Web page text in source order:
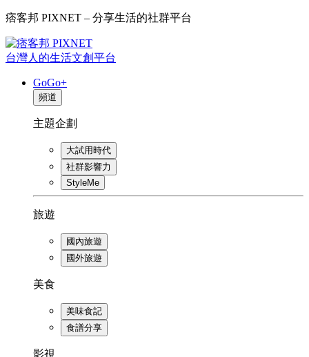
痞客邦 PIXNET – 分享生活的社群平台
台灣人的生活文創平台
GoGo+
頻道
主題企劃
大試用時代
社群影響力
StyleMe
旅遊
國內旅遊
國外旅遊
美食
美味食記
食譜分享
影視